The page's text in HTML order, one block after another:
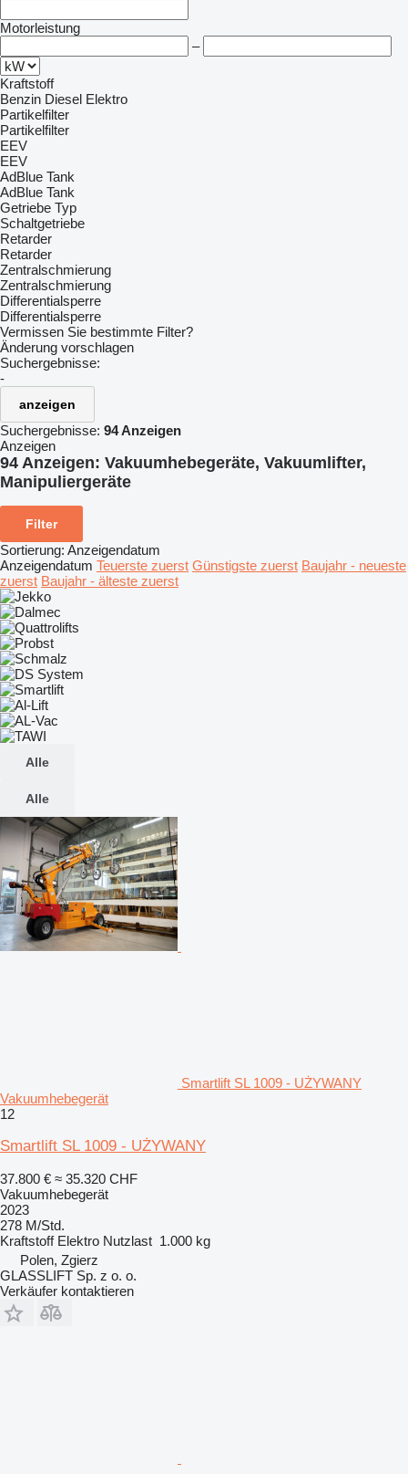
Motorleistung
–
Kraftstoff
Benzin Diesel Elektro
Partikelfilter
Partikelfilter
EEV
EEV
AdBlue Tank
AdBlue Tank
Getriebe Typ
Schaltgetriebe
Retarder
Retarder
Zentralschmierung
Zentralschmierung
Differentialsperre
Differentialsperre
Vermissen Sie bestimmte Filter?
Änderung vorschlagen
Suchergebnisse:
-
anzeigen
Suchergebnisse: 94 Anzeigen
Anzeigen
94 Anzeigen: Vakuumhebegeräte, Vakuumlifter,
Manipuliergeräte
Filter
Sortierung: Anzeigendatum
Anzeigendatum Teuerste zuerst Günstigste zuerst Baujahr - neueste
zuerst Baujahr - älteste zuerst
Alle
Alle
Smartlift SL 1009 - UŻYWANY
Vakuumhebegerät
12
Smartlift SL 1009 - UŻYWANY
37.800 € ≈ 35.320 CHF
Vakuumhebegerät
2023
278 M/Std.
Kraftstoff Elektro Nutzlast 1.000 kg
Polen, Zgierz
GLASSLIFT Sp. z o. o.
Verkäufer kontaktieren